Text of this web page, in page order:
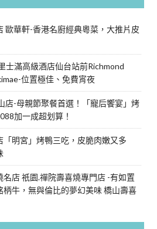
歐華軒-香港名廚經典粵菜，大推片皮
士滿高級酒店仙台站前Richmond
位置極佳、免費宵夜
店-母親節聚餐首選！「寵后饗宴」烤
加一成超划算！
「明宮」烤鴨三吃，皮脆肉嫩又多
名店 祇園.禪院壽喜燒專門店 -有如置
牛，無與倫比的夢幻美味 橋山壽喜